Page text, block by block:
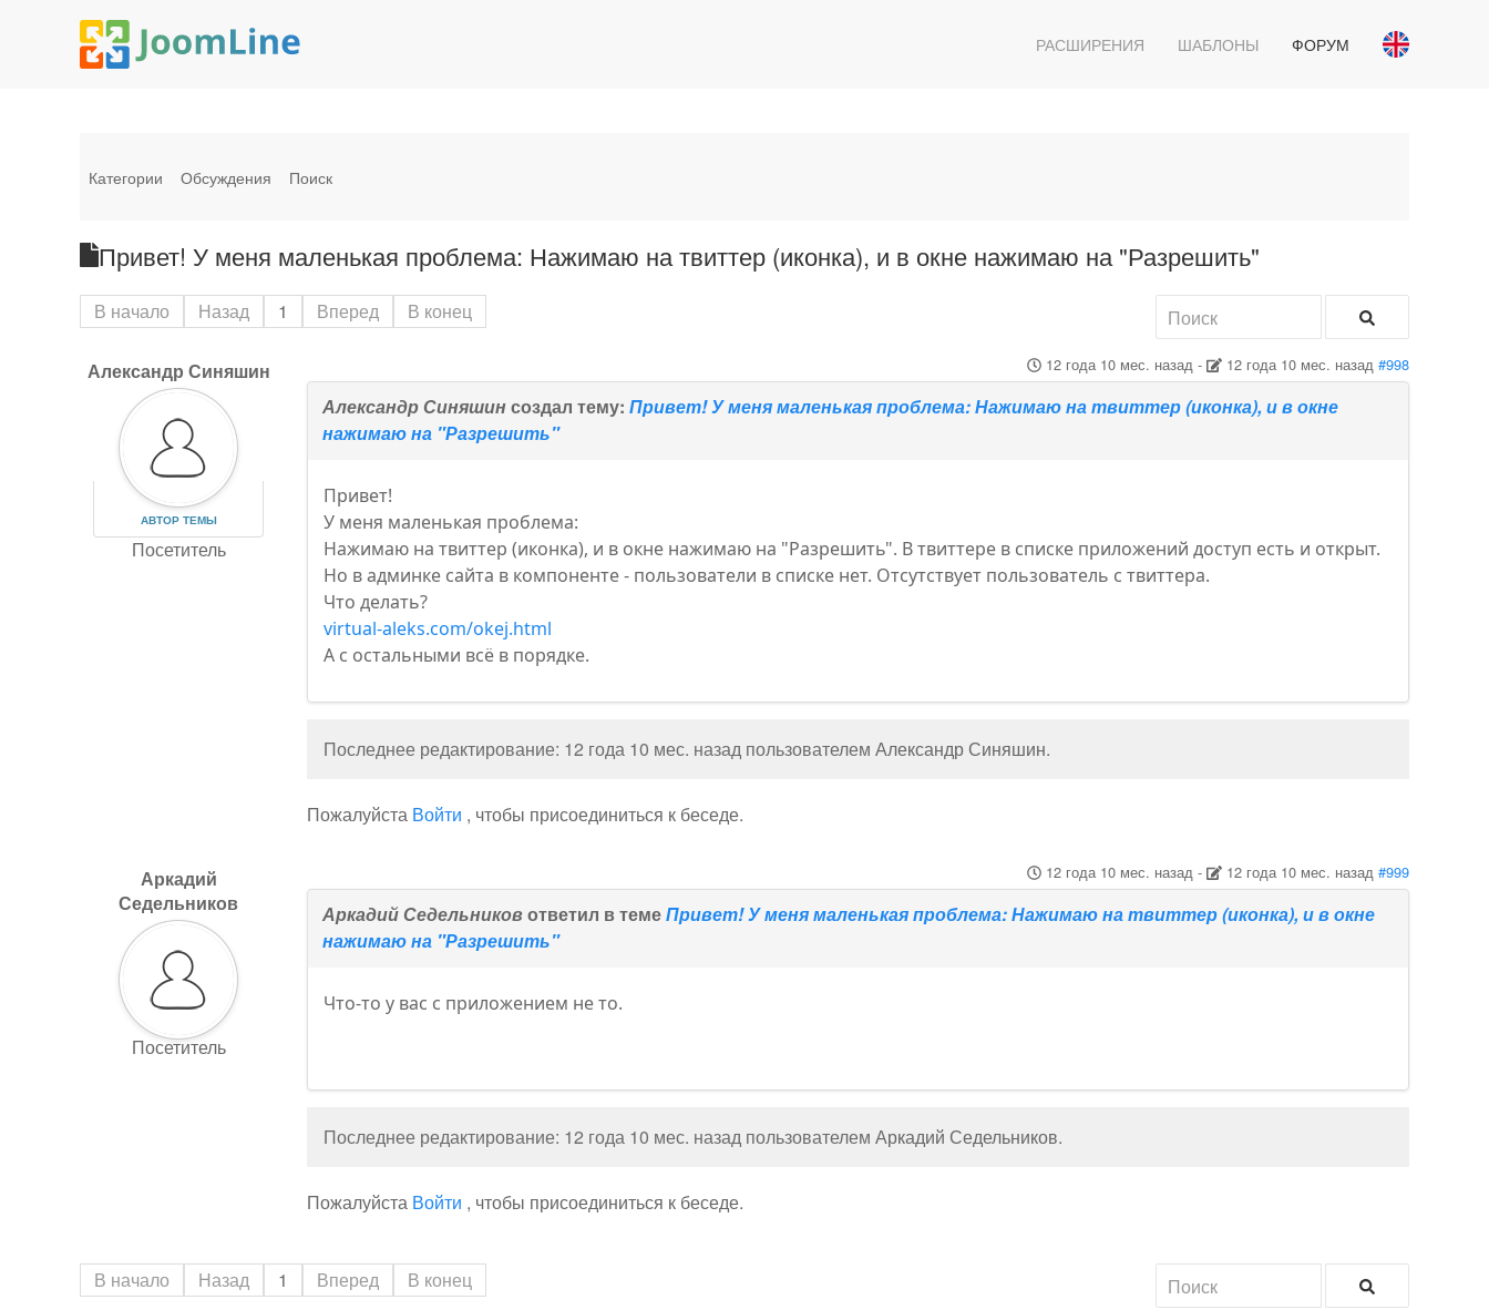
РАСШИРЕНИЯ ШАБЛОНЫ ФОРУМ
Категории Обсуждения Поиск
Привет! У меня маленькая проблема: Нажимаю на твиттер (иконка), и в окне нажимаю на "Разрешить"
В начало Назад 1 Вперед В конец
Александр Синяшин
АВТОР ТЕМЫ
Посетитель
12 года 10 мес. назад- 12 года 10 мес. назад #998
Александр Синяшинсоздал тему:Привет! У меня маленькая проблема: Нажимаю на твиттер (иконка), и в окне
нажимаю на "Разрешить"
Привет!
У меня маленькая проблема:
Нажимаю на твиттер (иконка), и в окне нажимаю на "Разрешить". В твиттере в списке приложений доступ есть и открыт.
Но в админке сайта в компоненте - пользователи в списке нет. Отсутствует пользователь с твиттера.
Что делать?
virtual-aleks.com/okej.html
А с остальными всё в порядке.
Последнее редактирование: 12 года 10 мес. назад пользователемАлександр Синяшин.
Пожалуйста Войти , чтобы присоединиться к беседе.
Аркадий
Седельников
Посетитель
12 года 10 мес. назад- 12 года 10 мес. назад #999
Аркадий Седельниковответил в темеПривет! У меня маленькая проблема: Нажимаю на твиттер (иконка), и в окне
нажимаю на "Разрешить"
Что-то у вас с приложением не то.
Последнее редактирование: 12 года 10 мес. назад пользователемАркадий Седельников.
Пожалуйста Войти , чтобы присоединиться к беседе.
В начало Назад 1 Вперед
В конец